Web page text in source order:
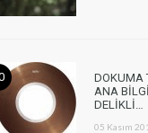
DOKUMA
ANA
DELİKLİ…
05 Kasım